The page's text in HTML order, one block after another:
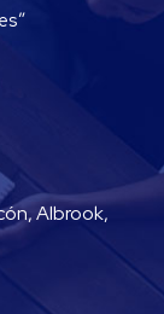
Albrook,